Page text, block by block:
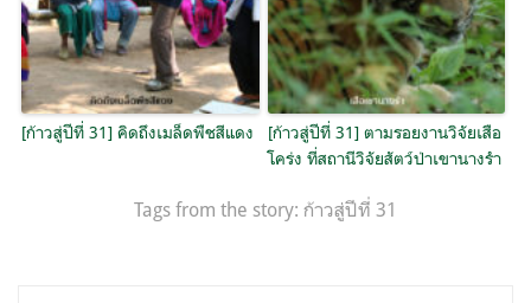
[ก้าวสู่ปีที่ 31] คิดถึงเมล็ดพืชสีแดง
[ก้าวสู่ปีที่ 31] ตามรอยงานวิจัยเสือ
โคร่ง ที่สถานีวิจัยสัตว์ป่าเขานางรำ
Tags from the story: ก้าวสู่ปีที่ 31